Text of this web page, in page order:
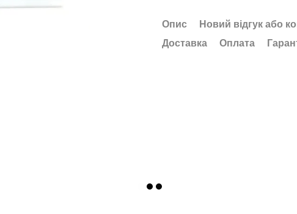
Опис
Новий відгук або
Доставка
Оплата